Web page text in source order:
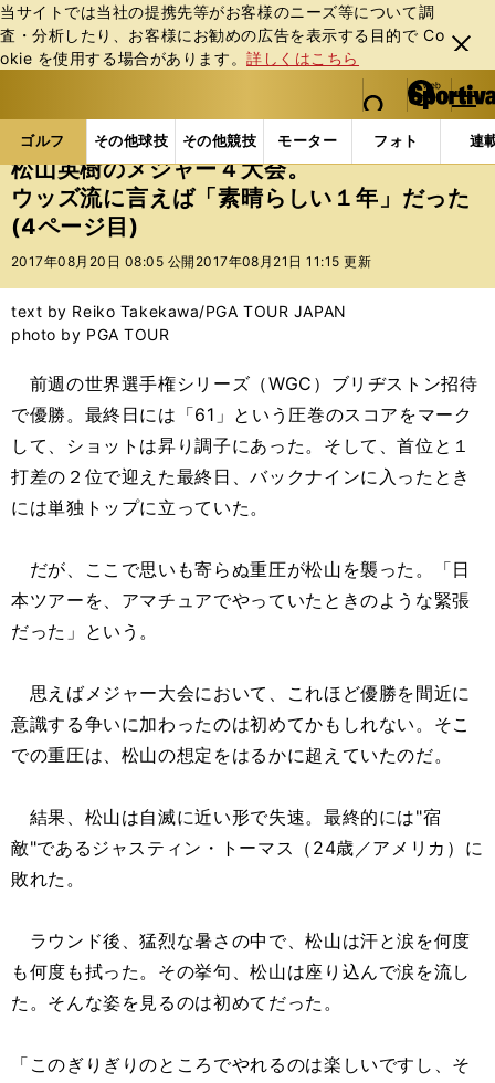
当サイトでは当社の提携先等がお客様のニーズ等について調
査・分析したり、お客様にお勧めの広告を表⽰する⽬的で Co
okie を使⽤する場合があります。詳しくはこちら
閉じ
る
web Sportiva (webスポルティーバ)
検索
マイペ
ー
ジ
メニュ
ゴルフ その他球技 その他競技 モーター フォト 連
ス
ポ
ル
テ
ー
バ
ゴルフの記事一覧 ゴルフ 男子ゴルフ 松山英樹
松山英樹のメジャー４大会。
ウッズ流に言えば「素晴らしい１年」だった
(4ページ目)
2017年08月20日 08:05 公開 2017年08月21日 11:15 更新
text by Reiko Takekawa/PGA TOUR JAPAN
photo by PGA TOUR
前週の世界選手権シリーズ（WGC）ブリヂストン招待
で優勝。最終日には「61」という圧巻のスコアをマーク
して、ショットは昇り調子にあった。そして、首位と１
打差の２位で迎えた最終日、バックナインに入ったとき
には単独トップに立っていた。
だが、ここで思いも寄らぬ重圧が松山を襲った。「日
本ツアーを、アマチュアでやっていたときのような緊張
だった」という。
思えばメジャー大会において、これほど優勝を間近に
意識する争いに加わったのは初めてかもしれない。そこ
での重圧は、松山の想定をはるかに超えていたのだ。
結果、松山は自滅に近い形で失速。最終的には"宿
敵"であるジャスティン・トーマス（24歳／アメリカ）に
敗れた。
ラウンド後、猛烈な暑さの中で、松山は汗と涙を何度
も何度も拭った。その挙句、松山は座り込んで涙を流し
た。そんな姿を見るのは初めてだった。
「このぎりぎりのところでやれるのは楽しいですし、そ